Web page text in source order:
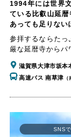
1994年には世界
ている比叡山延
あっても足りない
参拝するならたっ
厳な延暦寺からパ
滋賀県大津市坂本
高速バス 南草津
SNS